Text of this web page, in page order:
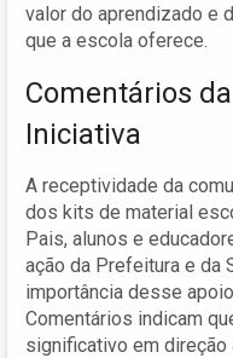
valor do aprendizado e
que a escola oferece.
Comentários
Iniciativa
A receptividade da
dos kits de material
Pais, alunos e
ação da Prefeitura e da
importância desse
Comentários indicam
significativo em